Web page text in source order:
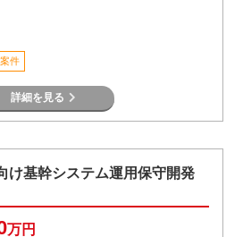
件
詳細を見る
け基幹システム運用保守開発
万円